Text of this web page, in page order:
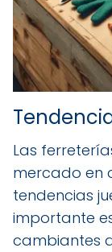
Las
mercado en
tendencias
importante
cambiantes